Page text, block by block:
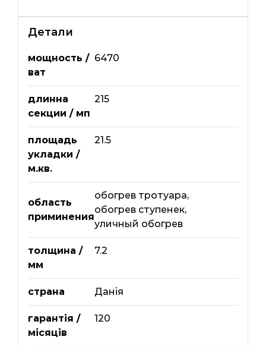
Детали
мощность /
ват
6470
длинна
секции / мп
215
площадь
укладки /
м.кв.
21.5
область
приминения
обогрев тротуара,
обогрев ступенек,
уличный обогрев
толщина /
мм
7.2
страна Данія
гарантія /
місяців
120